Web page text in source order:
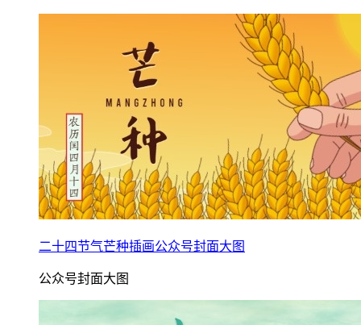
二十四节气芒种插画公众号封面大图
公众号封面大图